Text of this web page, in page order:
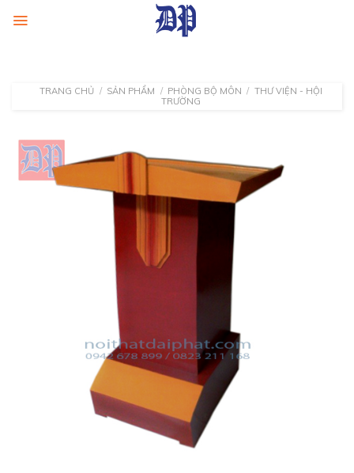
TRANG CHỦ / SẢN PHẨM / PHÒNG BỘ MÔN / THƯ VIỆN - HỘI
TRƯỜNG